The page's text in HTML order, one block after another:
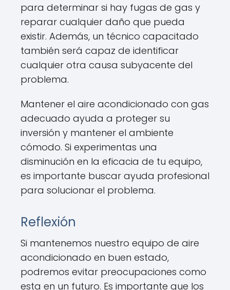
para determinar si hay fugas de gas y
reparar cualquier daño que pueda
existir. Además, un técnico capacitado
también será capaz de identificar
cualquier otra causa subyacente del
problema.
Mantener el aire acondicionado con gas
adecuado ayuda a proteger su
inversión y mantener el ambiente
cómodo. Si experimentas una
disminución en la eficacia de tu equipo,
es importante buscar ayuda profesional
para solucionar el problema.
Reflexión
Si mantenemos nuestro equipo de aire
acondicionado en buen estado,
podremos evitar preocupaciones como
esta en un futuro. Es importante que los